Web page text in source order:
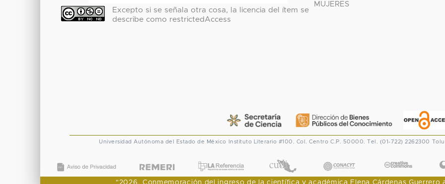
MUJERES
Excepto si se señala otra cosa, la licencia del ítem se
describe como restrictedAccess
Universidad Autónoma del Estado de México Instituto Literario #100. Col. Centro C.P. 50000. Tel. (01-722) 2262300
"2026, Conmemoración del ingreso de la científica y académica Elena Cárdenas